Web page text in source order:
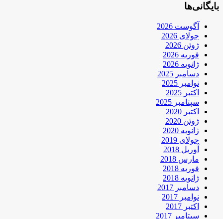
بایگانی‌ها
آگوست 2026
جولای 2026
ژوئن 2026
فوریه 2026
ژانویه 2026
دسامبر 2025
نوامبر 2025
اکتبر 2025
سپتامبر 2025
اکتبر 2020
ژوئن 2020
ژانویه 2020
جولای 2019
آوریل 2018
مارس 2018
فوریه 2018
ژانویه 2018
دسامبر 2017
نوامبر 2017
اکتبر 2017
سپتامبر 2017